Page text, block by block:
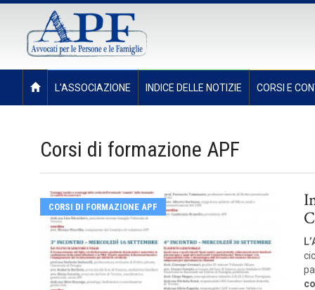
L'ASSOCIAZIONE INDICE DELLE NOTIZIE CORSI E
Corsi di formazione APF
CORSI DI FORMAZIONE APF